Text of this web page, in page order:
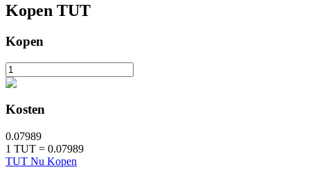
Kopen TUT
Kopen
Kosten
0.07989
1 TUT = 0.07989
TUT Nu Kopen